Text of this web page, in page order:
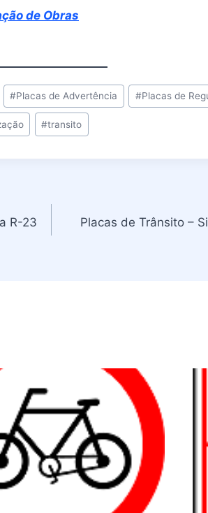
de Obras
#Placas de Advertência #Placas de
#transito
R-23
Placas de Trânsito –